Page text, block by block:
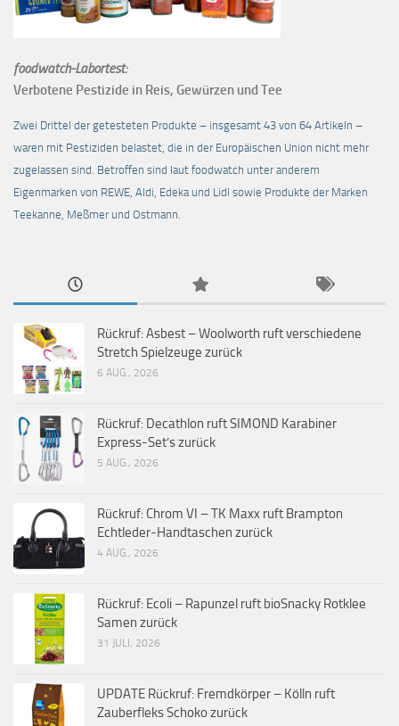
foodwatch-Labortest:
Verbotene Pestizide in Reis, Gewürzen und Tee
Zwei Drittel der getesteten Produkte – insgesamt 43 von 64 Artikeln –
waren mit Pestiziden belastet, die in der Europäischen Union nicht mehr
zugelassen sind. Betroffen sind laut foodwatch unter anderem
Eigenmarken von REWE, Aldi, Edeka und Lidl sowie Produkte der Marken
Teekanne, Meßmer und Ostmann.
Rückruf: Asbest – Woolworth ruft verschiedene
Stretch Spielzeuge zurück
6 AUG., 2026
Rückruf: Decathlon ruft SIMOND Karabiner
Express-Set’s zurück
5 AUG., 2026
Rückruf: Chrom VI – TK Maxx ruft Brampton
Echtleder-Handtaschen zurück
4 AUG., 2026
Rückruf: Ecoli – Rapunzel ruft bioSnacky Rotklee
Samen zurück
31 JULI, 2026
UPDATE Rückruf: Fremdkörper – Kölln ruft
Zauberfleks Schoko zurück